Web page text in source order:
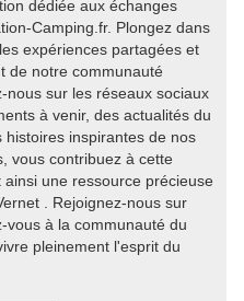
dédiée aux échanges
Camping.fr. Plongez dans
expériences partagées et
de notre communauté
nous sur les réseaux sociaux
à venir, des actualités du
inspirantes de nos
vous contribuez à cette
une ressource précieuse
. Rejoignez-nous sur
vous à la communauté du
pleinement l'esprit du